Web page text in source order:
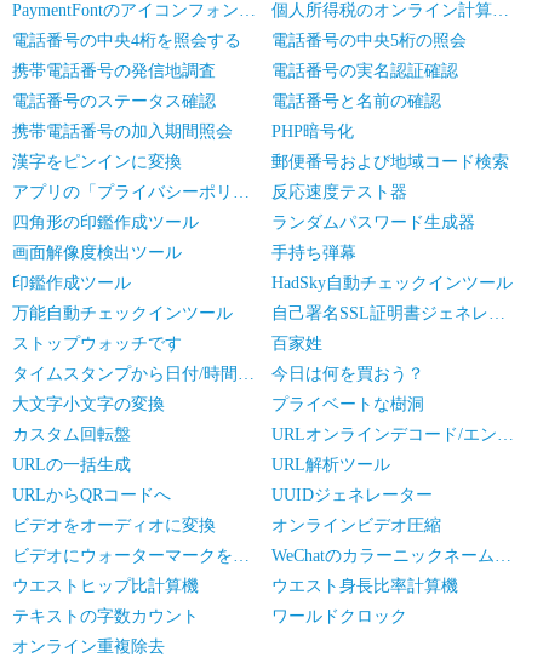
PaymentFontのアイコンフォントライブラリ
個人所得税のオンライン計算です
電話番号の中央4桁を照会する
電話番号の中央5桁の照会
携帯電話番号の発信地調査
電話番号の実名認証確認
電話番号のステータス確認
電話番号と名前の確認
携帯電話番号の加入期間照会
PHP暗号化
漢字をピンインに変換
郵便番号および地域コード検索
アプリの「プライバシーポリシー」生成器
反応速度テスト器
四角形の印鑑作成ツール
ランダムパスワード生成器
画面解像度検出ツール
手持ち弾幕
印鑑作成ツール
HadSky自動チェックインツール
万能自動チェックインツール
自己署名SSL証明書ジェネレータ
ストップウォッチです
百家姓
タイムスタンプから日付/時間の変換
今日は何を買おう？
大文字小文字の変換
プライベートな樹洞
カスタム回転盤
URLオンラインデコード/エンコード
URLの一括生成
URL解析ツール
URLからQRコードへ
UUIDジェネレーター
ビデオをオーディオに変換
オンラインビデオ圧縮
ビデオにウォーターマークを追加
WeChatのカラーニックネームジェネレーター
ウエストヒップ比計算機
ウエスト身長比率計算機
テキストの字数カウント
ワールドクロック
オンライン重複除去